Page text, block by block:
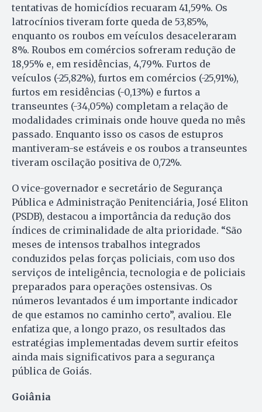
tentativas de homicídios recuaram 41,59%. Os
latrocínios tiveram forte queda de 53,85%,
enquanto os roubos em veículos desaceleraram
8%. Roubos em comércios sofreram redução de
18,95% e, em residências, 4,79%. Furtos de
veículos (-25,82%), furtos em comércios (-25,91%),
furtos em residências (-0,13%) e furtos a
transeuntes (-34,05%) completam a relação de
modalidades criminais onde houve queda no mês
passado. Enquanto isso os casos de estupros
mantiveram-se estáveis e os roubos a transeuntes
tiveram oscilação positiva de 0,72%.
O vice-governador e secretário de Segurança
Pública e Administração Penitenciária, José Eliton
(PSDB), destacou a importância da redução dos
índices de criminalidade de alta prioridade. “São
meses de intensos trabalhos integrados
conduzidos pelas forças policiais, com uso dos
serviços de inteligência, tecnologia e de policiais
preparados para operações ostensivas. Os
números levantados é um importante indicador
de que estamos no caminho certo”, avaliou. Ele
enfatiza que, a longo prazo, os resultados das
estratégias implementadas devem surtir efeitos
ainda mais significativos para a segurança
pública de Goiás.
Goiânia